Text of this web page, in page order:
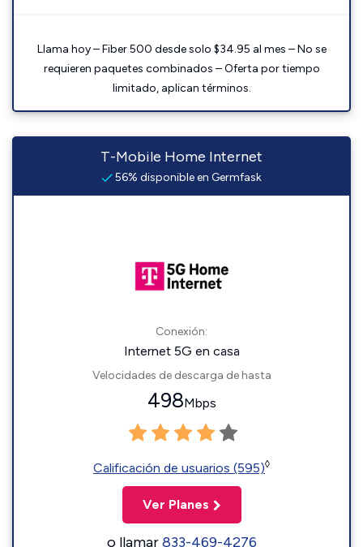
Llama hoy – Fiber 500 desde solo $34.95 al mes – No se
requieren paquetes combinados – Oferta por tiempo
limitado, aplican términos.
T-Mobile Home Internet
56% disponible en Germfask
Conexión:
Internet 5G en casa
Velocidades de descarga de hasta
498Mbps
Calificación de usuarios (595)◊
Ver Planes
o llamar833-469-4276